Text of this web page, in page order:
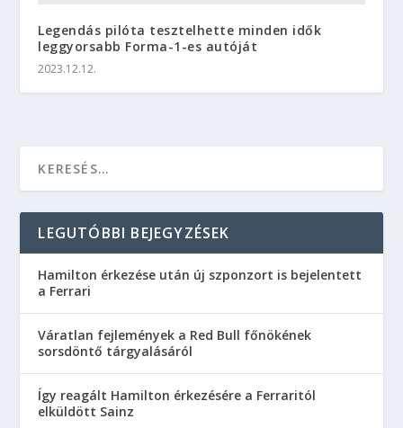
Legendás pilóta tesztelhette minden idők
leggyorsabb Forma-1-es autóját
2023.12.12.
LEGUTÓBBI BEJEGYZÉSEK
Hamilton érkezése után új szponzort is bejelentett
a Ferrari
Váratlan fejlemények a Red Bull főnökének
sorsdöntő tárgyalásáról
Így reagált Hamilton érkezésére a Ferraritól
elküldött Sainz